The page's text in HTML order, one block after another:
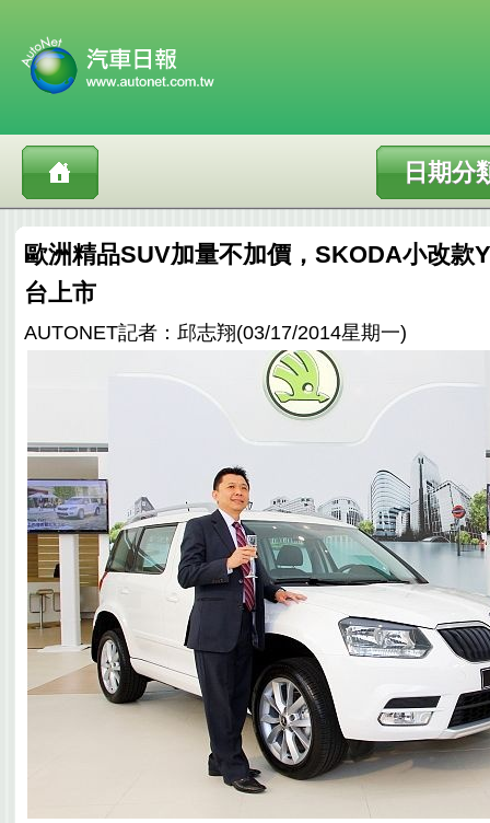
日期分
歐洲精品SUV加量不加價，SKODA小改款
台上市
AUTONET記者：邱志翔(03/17/2014星期一)